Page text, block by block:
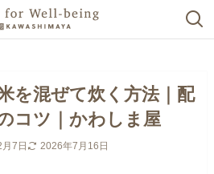
を混ぜて炊く方法｜配
コツ｜かわしま屋
7日
2026年7月16日